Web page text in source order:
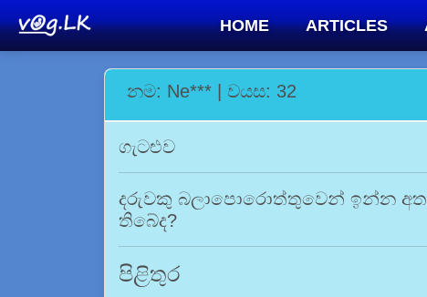
HOME ARTICLES
නම: Ne*** | වයස: 32
ගැටළුව
දරුවකු බලාපොරොත්තුවෙන් ඉන්න
තිබේද?
පිළිතුර